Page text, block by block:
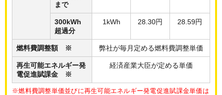
まで
300kWh
超過分
1kWh 28.30円 28.59円
燃料費調整額 ※ 弊社が毎月定める燃料費調整単価
再生可能エネルギー発
電促進賦課金 ※
経済産業大臣が定める単価
※燃料費調整単価並びに再生可能エネルギー発電促進賦課金単価は